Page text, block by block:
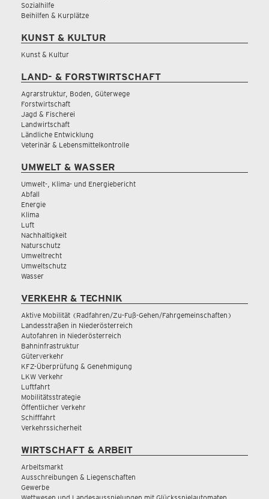
Sozialhilfe
Beihilfen & Kurplätze
KUNST & KULTUR
Kunst & Kultur
LAND- & FORSTWIRTSCHAFT
Agrarstruktur, Boden, Güterwege
Forstwirtschaft
Jagd & Fischerei
Landwirtschaft
Ländliche Entwicklung
Veterinär & Lebensmittelkontrolle
UMWELT & WASSER
Umwelt-, Klima- und Energiebericht
Abfall
Energie
Klima
Luft
Nachhaltigkeit
Naturschutz
Umweltrecht
Umweltschutz
Wasser
VERKEHR & TECHNIK
Aktive Mobilität (Radfahren/Zu-Fuß-Gehen/Fahrgemeinschaften)
Landesstraßen in Niederösterreich
Autofahren in Niederösterreich
Bahninfrastruktur
Güterverkehr
KFZ-Überprüfung & Genehmigung
LKW Verkehr
Luftfahrt
Mobilitätsstrategie
Öffentlicher Verkehr
Schifffahrt
Verkehrssicherheit
WIRTSCHAFT & ARBEIT
Arbeitsmarkt
Ausschreibungen & Liegenschaften
Gewerbe